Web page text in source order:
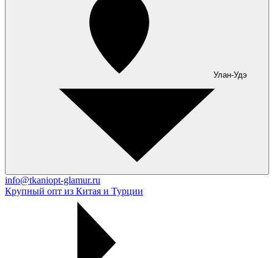
Улан-Удэ
info@tkaniopt-glamur.ru
Крупный опт из Китая и Турции